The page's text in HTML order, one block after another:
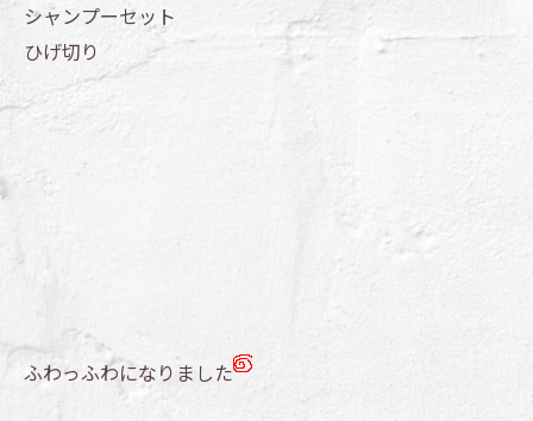
シャンプーセット
ひげ切り
ふわっふわになりました